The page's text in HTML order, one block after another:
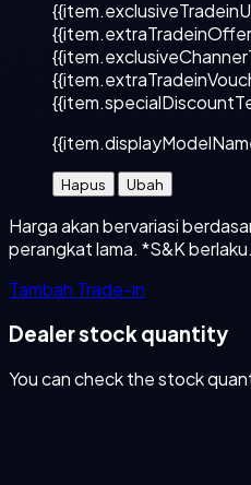
Hapus Ubah
Harga akan bervariasi
perangkat lama. *S&K berlaku.
Tambah Trade-in
Dealer stock quantity
You can check the stock